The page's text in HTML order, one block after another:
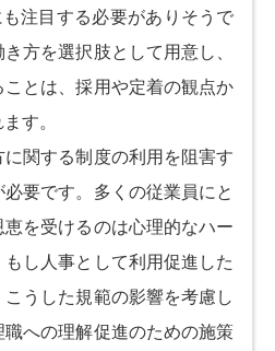
注目する必要がありそうで
方を選択肢として用意し、
とは、採用や定着の観点か
す。
関する制度の利用を阻害す
要です。多くの従業員にと
を受けるのは心理的なハー
もし人事として利用促進した
うした規範の影響を考慮し
への理解促進のための施策